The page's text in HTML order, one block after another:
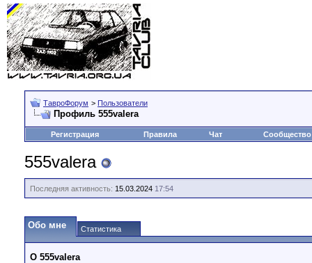
ТавроФорум > Пользователи
Профиль 555valera
Регистрация Правила Чат Сообщество
555valera
Последняя активность: 15.03.2024 17:54
Обо мне Статистика
О 555valera